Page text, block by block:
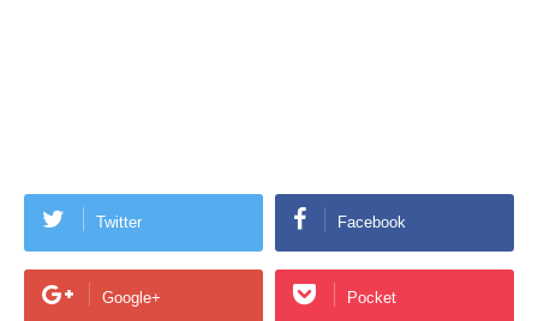
Twitter Facebook
Google+ Pocket